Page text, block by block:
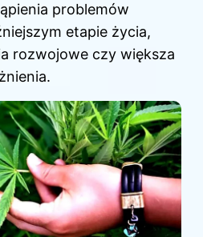
problemów
etapie życia,
rozwojowe czy większa